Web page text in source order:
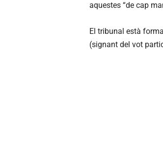
aquestes “de cap
El tribunal està
(signant del vot